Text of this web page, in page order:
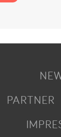
PARTNER